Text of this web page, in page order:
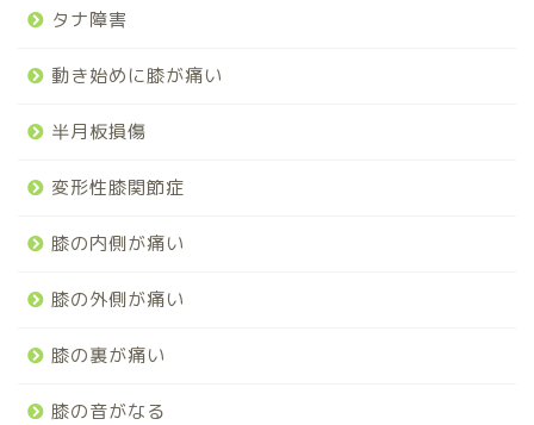
タナ障害
動き始めに膝が痛い
半月板損傷
変形性膝関節症
膝の内側が痛い
膝の外側が痛い
膝の裏が痛い
膝の音がなる